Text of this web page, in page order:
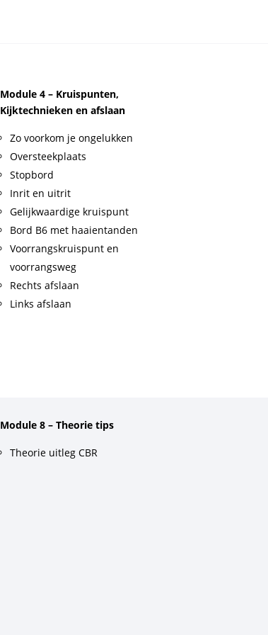
Module 4 – Kruispunten,
Kijktechnieken en afslaan
Zo voorkom je ongelukken
Oversteekplaats
Stopbord
Inrit en uitrit
Gelijkwaardige kruispunt
Bord B6 met haaientanden
Voorrangskruispunt en
voorrangsweg
Rechts afslaan
Links afslaan
Module 8 – Theorie tips
Theorie uitleg CBR